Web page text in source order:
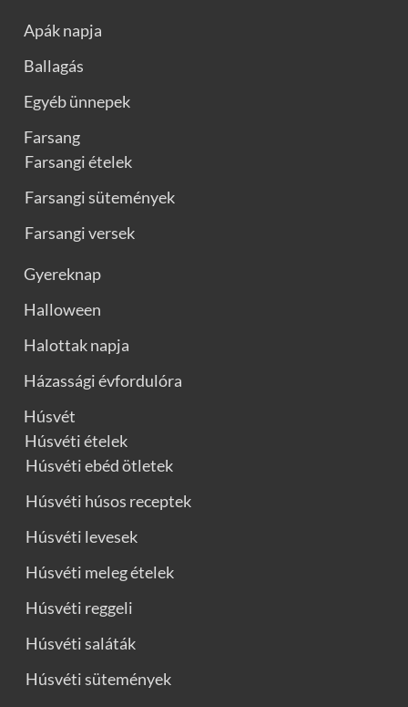
Apák napja
Ballagás
Egyéb ünnepek
Farsang
Farsangi ételek
Farsangi sütemények
Farsangi versek
Gyereknap
Halloween
Halottak napja
Házassági évfordulóra
Húsvét
Húsvéti ételek
Húsvéti ebéd ötletek
Húsvéti húsos receptek
Húsvéti levesek
Húsvéti meleg ételek
Húsvéti reggeli
Húsvéti saláták
Húsvéti sütemények